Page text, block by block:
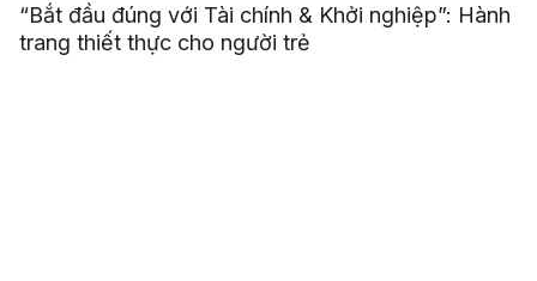
“Bắt đầu đúng với Tài chính & Khởi nghiệp”: Hành
trang thiết thực cho người trẻ